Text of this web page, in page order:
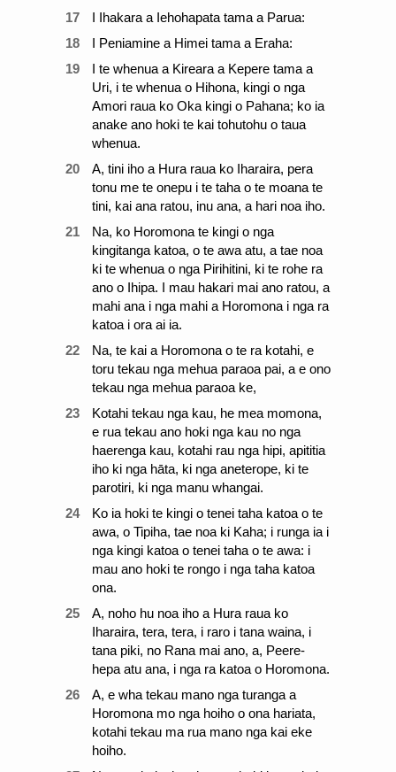
17
I Ihakara a Iehohapata tama a Parua:
18
I Peniamine a Himei tama a Eraha:
19
I te whenua a Kireara a Kepere tama a
Uri, i te whenua o Hihona, kingi o nga
Amori raua ko Oka kingi o Pahana; ko ia
anake ano hoki te kai tohutohu o taua
whenua.
20
A, tini iho a Hura raua ko Iharaira, pera
tonu me te onepu i te taha o te moana te
tini, kai ana ratou, inu ana, a hari noa iho.
21
Na, ko Horomona te kingi o nga
kingitanga katoa, o te awa atu, a tae noa
ki te whenua o nga Pirihitini, ki te rohe ra
ano o Ihipa. I mau hakari mai ano ratou, a
mahi ana i nga mahi a Horomona i nga ra
katoa i ora ai ia.
22
Na, te kai a Horomona o te ra kotahi, e
toru tekau nga mehua paraoa pai, a e ono
tekau nga mehua paraoa ke,
23
Kotahi tekau nga kau, he mea momona,
e rua tekau ano hoki nga kau no nga
haerenga kau, kotahi rau nga hipi, apititia
iho ki nga hāta, ki nga aneterope, ki te
parotiri, ki nga manu whangai.
24
Ko ia hoki te kingi o tenei taha katoa o te
awa, o Tipiha, tae noa ki Kaha; i runga ia i
nga kingi katoa o tenei taha o te awa: i
mau ano hoki te rongo i nga taha katoa
ona.
25
A, noho hu noa iho a Hura raua ko
Iharaira, tera, tera, i raro i tana waina, i
tana piki, no Rana mai ano, a, Peere-
hepa atu ana, i nga ra katoa o Horomona.
26
A, e wha tekau mano nga turanga a
Horomona mo nga hoiho o ona hariata,
kotahi tekau ma rua mano nga kai eke
hoiho.